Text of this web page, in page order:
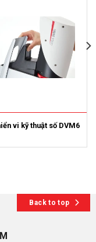
vi kỹ thuật số DVM6
Back to top